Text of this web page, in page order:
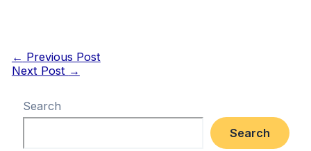
Post
navigation
← Previous Post
Next Post →
Search
Search